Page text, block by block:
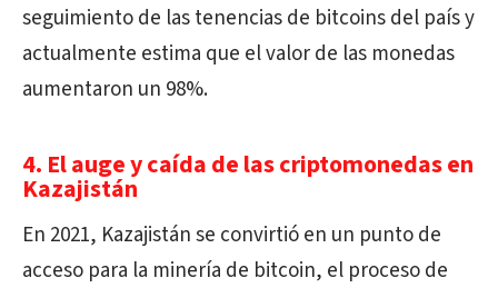
seguimiento de las tenencias de bitcoins del país y
actualmente estima que el valor de las monedas
aumentaron un 98%.
4. El auge y caída de las criptomonedas en
Kazajistán
En 2021, Kazajistán se convirtió en un punto de
acceso para la minería de bitcoin, el proceso de